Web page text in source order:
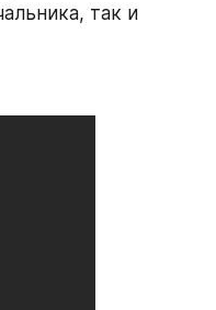
так и